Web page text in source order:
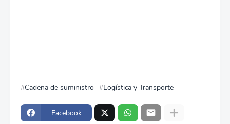
Cadena de suministro Logística y Transporte
Facebook